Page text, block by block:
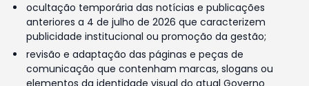
ocultação temporária das notícias e publicações
anteriores a 4 de julho de 2026 que caracterizem
publicidade institucional ou promoção da gestão;
revisão e adaptação das páginas e peças de
comunicação que contenham marcas, slogans ou